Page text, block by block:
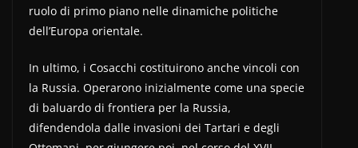
ruolo di primo piano nelle dinamiche politiche
dell’Europa orientale.
In ultimo, i Cosacchi costituirono anche vincoli con
la Russia. Operarono inizialmente come una specie
di baluardo di frontiera per la Russia,
difendendola dalle invasioni dei Tartari e degli